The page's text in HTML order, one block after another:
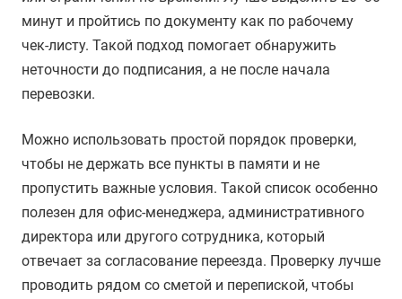
минут и пройтись по документу как по рабочему
чек-листу. Такой подход помогает обнаружить
неточности до подписания, а не после начала
перевозки.
Можно использовать простой порядок проверки,
чтобы не держать все пункты в памяти и не
пропустить важные условия. Такой список особенно
полезен для офис-менеджера, административного
директора или другого сотрудника, который
отвечает за согласование переезда. Проверку лучше
проводить рядом со сметой и перепиской, чтобы